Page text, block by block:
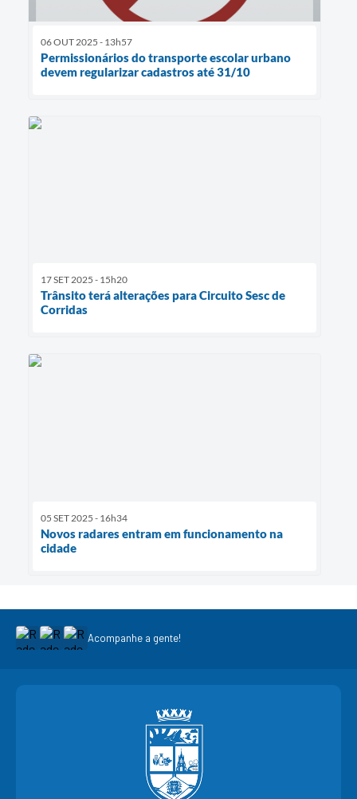
06 OUT 2025 - 13h57
Permissionários do transporte escolar urbano
devem regularizar cadastros até 31/10
17 SET 2025 - 15h20
Trânsito terá alterações para Circuito Sesc de
Corridas
05 SET 2025 - 16h34
Novos radares entram em funcionamento na
cidade
Acompanhe a gente!